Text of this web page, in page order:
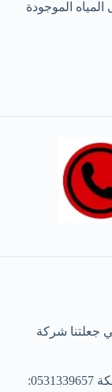
الموجودة
جعلتنا شركة